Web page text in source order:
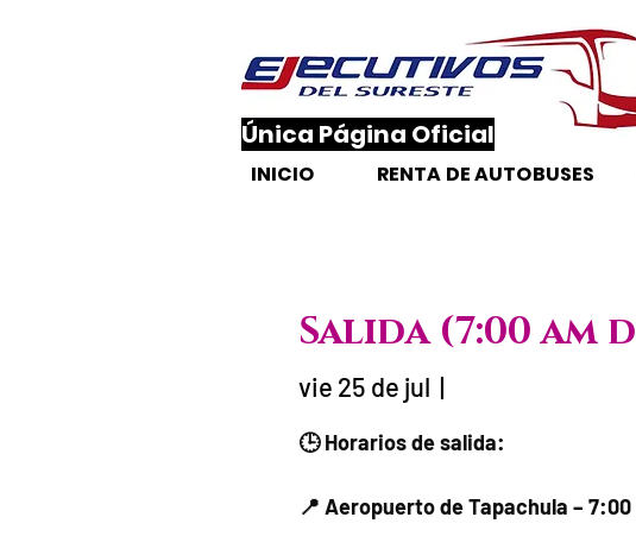
​Única Página Oficial
INICIO RENTA DE AUTOBUSES
Salida (7:00
vie 25 de jul
  |
🕒 Horarios de salida:
📍 Aeropuerto de Tapachula – 7:00